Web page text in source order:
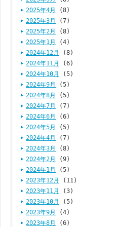
2025年4月
(8)
2025年3月
(7)
2025年2月
(8)
2025年1月
(4)
2024年12月
(8)
2024年11月
(6)
2024年10月
(5)
2024年9月
(5)
2024年8月
(5)
2024年7月
(7)
2024年6月
(6)
2024年5月
(5)
2024年4月
(7)
2024年3月
(8)
2024年2月
(9)
2024年1月
(5)
2023年12月
(11)
2023年11月
(3)
2023年10月
(5)
2023年9月
(4)
2023年8月
(6)